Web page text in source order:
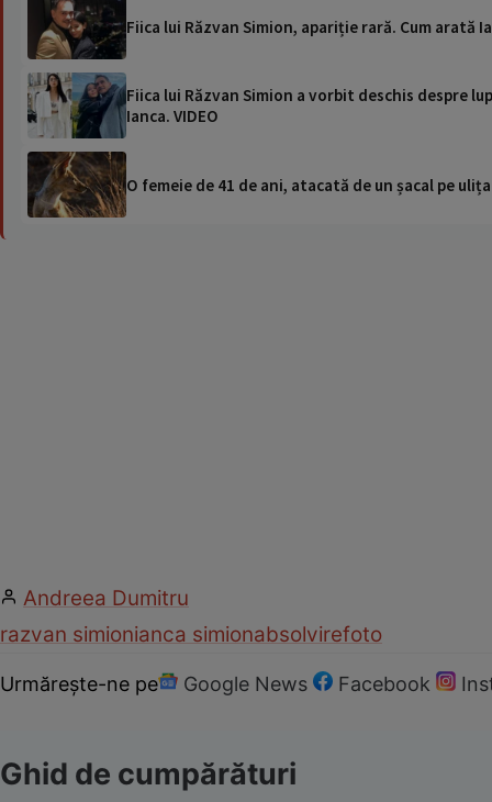
Fiica lui Răzvan Simion, apariție rară. Cum arată
Fiica lui Răzvan Simion a vorbit deschis despre
Ianca. VIDEO
O femeie de 41 de ani, atacată de un șacal pe
Andreea Dumitru
razvan simionianca simionabsolvirefoto
Urmărește-ne pe Google News Facebook
Ghid de cumpărături